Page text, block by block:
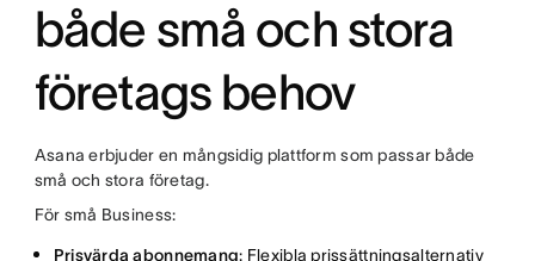
både små och stora
företags behov
Asana erbjuder en mångsidig plattform som passar både
små och stora företag.
För små Business:
Prisvärda abonnemang: Flexibla prissättningsalternativ